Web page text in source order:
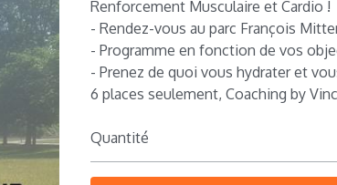
Renforcement Musculaire et Cardio !
- Rendez-vous au parc François
- Programme en fonction de vos
- Prenez de quoi vous hydrater et
6 places seulement, Coaching by
Quantité